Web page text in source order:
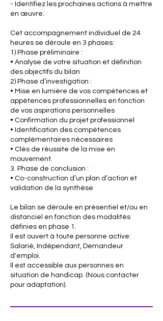
- Identifiez les prochaines actions à mettre
en œuvre.
Cet accompagnement individuel de 24
heures se déroule en 3 phases:
1) Phase préliminaire :
• Analyse de votre situation et définition
des objectifs du bilan
2) Phase d’investigation :
• Mise en lumière de vos compétences et
appétences professionnelles en fonction
de vos aspirations personnelles
• Confirmation du projet professionnel
• Identification des compétences
complémentaires nécessaires
• Clés de réussite de la mise en
mouvement.
3. Phase de conclusion :
• Co-construction d’un plan d’action et
validation de la synthèse
Le bilan se déroule en présentiel et/ou en
distanciel en fonction des modalités
définies en phase 1.
Il est ouvert à toute personne active:
Salarié, Indépendant, Demandeur
d'emploi.
Il est accessible aux personnes en
situation de handicap. (Nous contacter
pour adaptation).